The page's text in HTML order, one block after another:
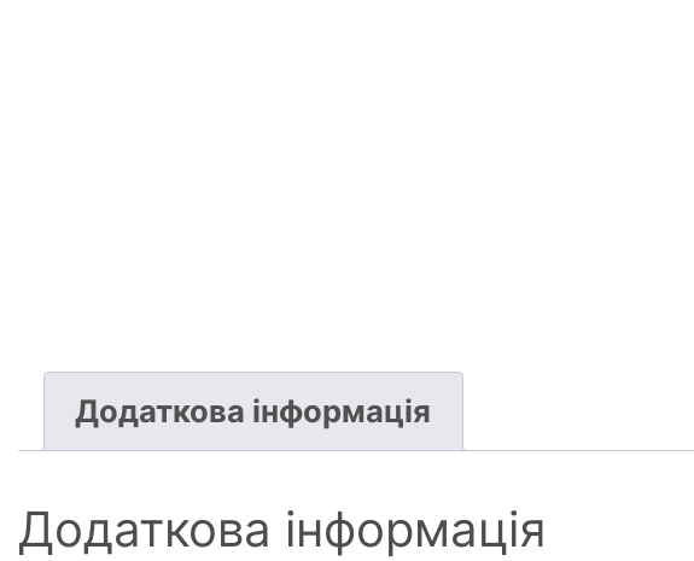
Додаткова інформація
Додаткова інформація